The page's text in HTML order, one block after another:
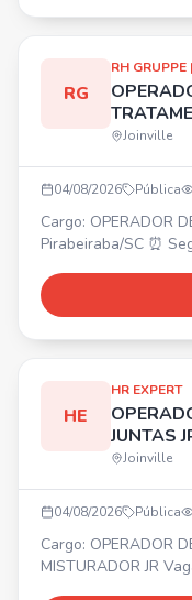
RG
RH
Joinville
04/08/2026 Pública
Cargo: OPERADOR
Pirabeiraba/SC ⏰
Experiência comprovada. Benefícios:
(desconto R$ 3,60);
HE
HR EXPERT
JUNTAS
Joinville
04/08/2026 Pública
Cargo: OPERADOR
MISTURADOR JR Vagas efetivas para Operador de